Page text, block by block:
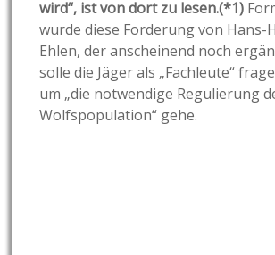
wird“, ist von dort zu lesen.(*1)
wurde diese Forderung von Hans-
Ehlen, der anscheinend noch
solle die Jäger als „Fachleute“
um „die notwendige Regulierung
Wolfspopulation“ gehe.